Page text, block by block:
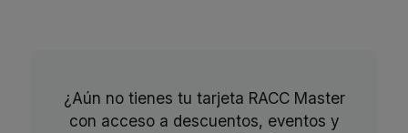
¿Aún no tienes tu tarjeta RACC Master
con acceso a descuentos, eventos y